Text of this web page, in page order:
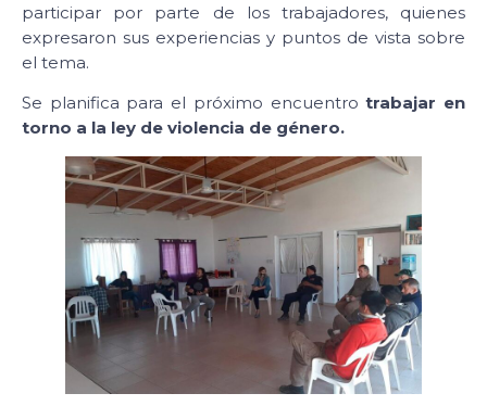
participar por parte de los trabajadores, quienes
expresaron sus experiencias y puntos de vista sobre
el tema.
Se planifica para el próximo encuentrotrabajar en
torno a la ley de violencia de género.